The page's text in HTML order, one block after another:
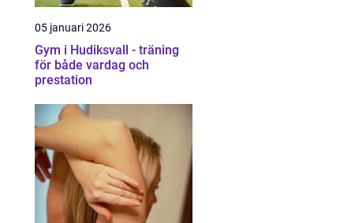
05 januari 2026
Gym i Hudiksvall - träning
för både vardag och
prestation